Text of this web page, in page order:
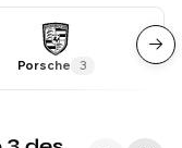
Porsche 3